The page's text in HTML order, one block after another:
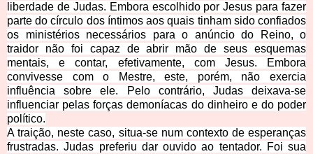
liberdade de Judas. Embora escolhido por Jesus para fazer
parte do círculo dos íntimos aos quais tinham sido confiados
os ministérios necessários para o anúncio do Reino, o
traidor não foi capaz de abrir mão de seus esquemas
mentais, e contar, efetivamente, com Jesus. Embora
convivesse com o Mestre, este, porém, não exercia
influência sobre ele. Pelo contrário, Judas deixava-se
influenciar pelas forças demoníacas do dinheiro e do poder
político.
A traição, neste caso, situa-se num contexto de esperanças
frustradas. Judas preferiu dar ouvido ao tentador. Foi sua